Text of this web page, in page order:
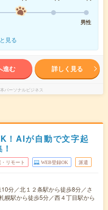
男性
見る
進む 詳しく見る
パーソナルビジネス
！AIが自動で文字起
リモート WEB登録OK 派遣
分／北１２条駅から徒歩8分／さ
幌駅から徒歩5分／西４丁目駅から